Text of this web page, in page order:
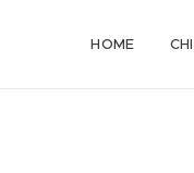
HOME